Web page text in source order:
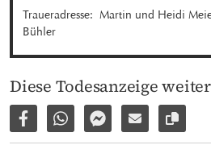
Traueradresse:  Martin und Heidi
Bühler
Diese Todesanzeige
Auf Facebook teilen
Per WhatsApp
Per Facebook
Per E-Mail
Link